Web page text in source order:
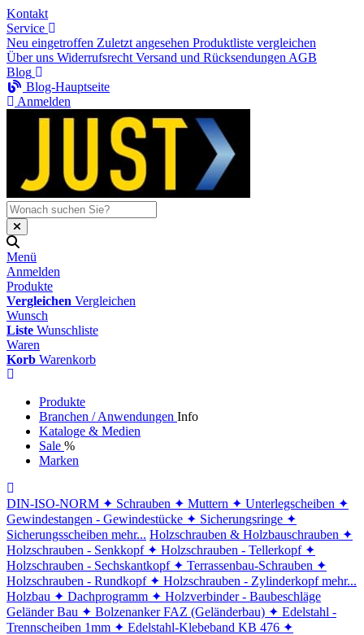
Kontakt
Service
Neu eingetroffen Zuletzt angesehen Produktliste vergleichen
Über uns Widerrufsrecht Versand und Rücksendungen AGB
Blog
Blog-Hauptseite
Anmelden
Menü
Anmelden
Produkte
Vergleichen Vergleichen
Wunsch
Liste Wunschliste
Waren
Korb Warenkorb
Produkte
Branchen / Anwendungen Info
Kataloge & Medien
Sale %
Marken
DIN-ISO-NORM ✦ Schrauben ✦ Muttern ✦ Unterlegscheiben ✦
Gewindestangen - Gewindestücke ✦ Sicherungsringe ✦
Sicherungsscheiben mehr... Holzschrauben & Holzbauschrauben ✦
Holzschrauben - Senkkopf ✦ Holzschrauben - Tellerkopf ✦
Holzschrauben - Sechskantkopf ✦ Terrassenbau-Schrauben ✦
Holzschrauben - Rundkopf ✦ Holzschrauben - Zylinderkopf mehr...
Holzbau ✦ Dachprogramm ✦ Holzverbinder - Baubeschläge
Geländer Bau ✦ Bolzenanker FAZ (Geländerbau) ✦ Edelstahl -
Trennscheiben 1mm ✦ Edelstahl-Klebeband KB 476 ✦